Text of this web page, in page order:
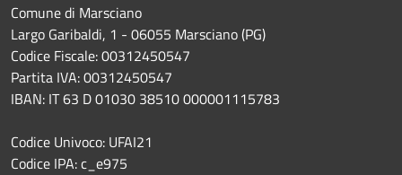
Comune di Marsciano
Largo Garibaldi, 1 - 06055 Marsciano (PG)
Codice Fiscale: 00312450547
Partita IVA: 00312450547
IBAN: IT 63 D 01030 38510 000001115783
Codice Univoco: UFAI21
Codice IPA: c_e975